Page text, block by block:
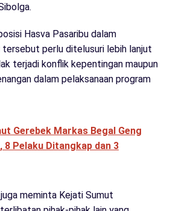
Hasva Pasaribu dalam
tersebut perlu ditelusuri lebih lanjut
terjadi konflik kepentingan maupun
dalam pelaksanaan program
Gerebek Markas Begal Geng
Pelaku Ditangkap dan 3
meminta Kejati Sumut